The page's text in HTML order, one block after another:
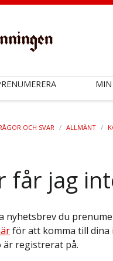
OCH SVAR / ALLMÄNT /
får jag
nyhetsbrev du
för att komma till dina
registrerat på.